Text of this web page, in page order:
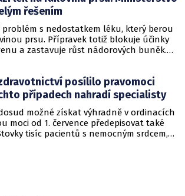
řešením
problém s nedostatkem léku, který berou
prsu. Přípravek totiž blokuje účinky
a zastavuje růst nádorových buněk.
posílilo pravomoci
případech nahradí specialisty
možné získat výhradně v ordinacích
moci od 1. července předepisovat také
tisíc pacientů s nemocným srdcem,